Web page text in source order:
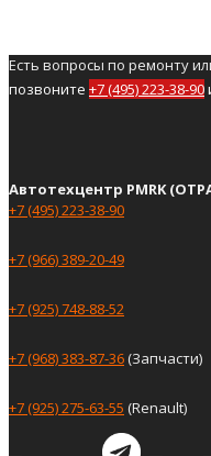
Есть вопросы по ремонту
позвоните +7 (495) 223-38-90
Автотехцентр PMRK
+7 (495) 223-38-90
+7 (966) 389-20-49
+7 (925) 748-88-52
+7 (968) 383-87-36(Запчасти)
+7 (925) 275-63-55 (Renault)